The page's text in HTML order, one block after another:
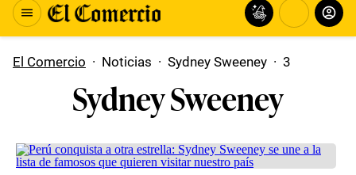
El Comercio · Noticias · Sydney Sweeney · 3
Sydney Sweeney